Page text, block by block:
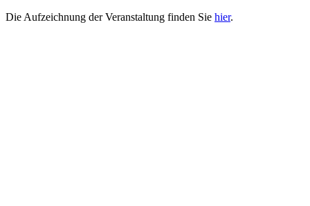
Die Aufzeichnung der Veranstaltung finden Sie hier.